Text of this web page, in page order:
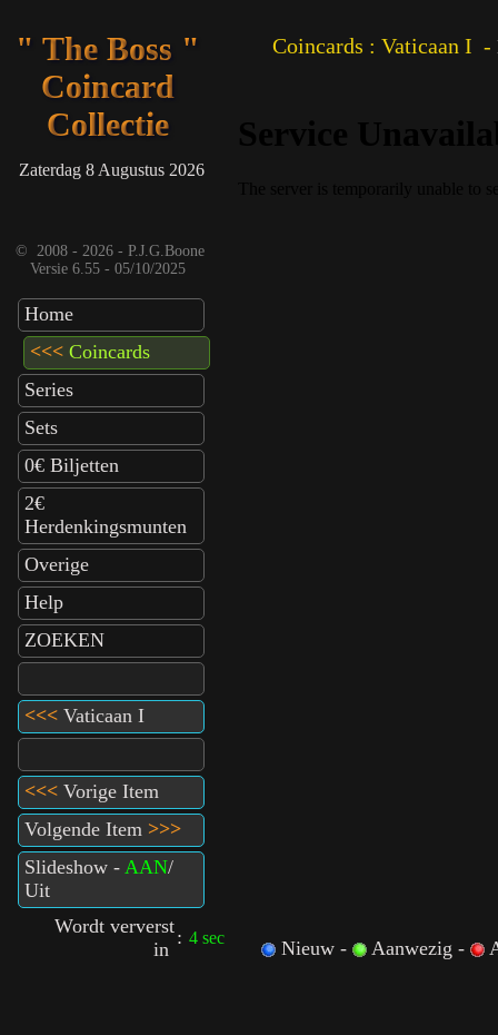
" The Boss "
Coincard
Collectie
Zaterdag 8 Augustus 2026
© 2008 - 2026 - P.J.G.Boone
Versie 6.55 - 05/10/2025
Home
<<< Coincards
Series
Sets
0€ Biljetten
2€
Herdenkingsmunten
Overige
Help
ZOEKEN
<<< Vaticaan I
<<< Vorige Item
Volgende Item >>>
Slideshow - AAN/
Uit
Wordt ververst
in
: 3 sec
Coincards : Vaticaan I -
Nieuw - Aanwezig -